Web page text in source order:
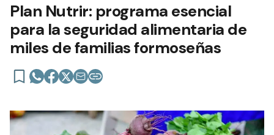
Plan Nutrir: programa esencial
para la seguridad alimentaria de
miles de familias formoseñas